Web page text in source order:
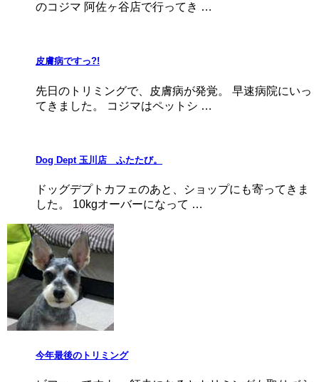
のコジマ 阿佐ヶ谷店で行ってき …
皮膚病ですっ?!
先日のトリミングで、皮膚病が発覚。 早速病院にいっ
てきました。 コジマはペットシ …
Dog Dept 玉川店 ふたたび。
ドッグデプトカフェのあと、ショップにも寄ってきま
した。 10kgオーバーになって …
今年最後のトリミング